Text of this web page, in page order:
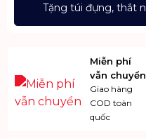
Tặng túi đựng, thắt
Miễn phí
vẫn chuyển
Giao hàng
COD toàn
quốc